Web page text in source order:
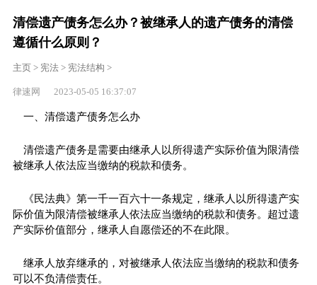
清偿遗产债务怎么办？被继承人的遗产债务的清偿
遵循什么原则？
主页> 宪法> 宪法结构 >
律速网 2023-05-05 16:37:07
一、清偿遗产债务怎么办
清偿遗产债务是需要由继承人以所得遗产实际价值为限清偿
被继承人依法应当缴纳的税款和债务。
《民法典》第一千一百六十一条规定，继承人以所得遗产实
际价值为限清偿被继承人依法应当缴纳的税款和债务。超过遗
产实际价值部分，继承人自愿偿还的不在此限。
继承人放弃继承的，对被继承人依法应当缴纳的税款和债务
可以不负清偿责任。